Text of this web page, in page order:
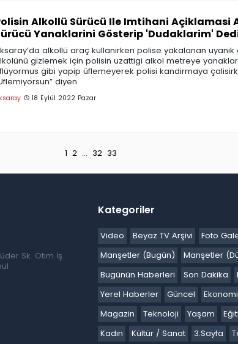
Alkollü Sürücü Ile Imtihani Açiklamasi
Yanaklarini Gösterip 'Dudaklarim'
alkollü araç kullanirken polise yakalanan uyanik
gizlemek için polisin uzattigi alkol metreye
gibi yapip üflemeyerek polisi kandirmaya
diyen
18 Eylül 2022 Pazar
1 2... 32 33
Sk. Otim İş
Kategoriler
Video Beyaz TV Arşivi Foto
Manşetler (Bugün)
Manşetler
Bugünün Haberleri
Son Dakika
Yerel Haberler
Güncel Ekonomi
Magazin
Teknoloji Yaşam
Kadın
Kültür / Sanat 3.Sayfa